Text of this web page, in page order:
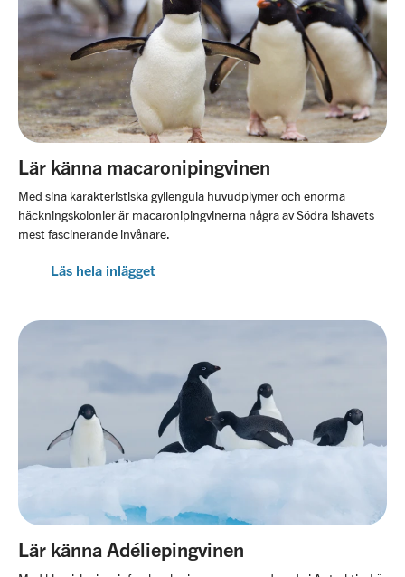
Lär känna macaronipingvinen
Med sina karakteristiska gyllengula huvudplymer och enorma
häckningskolonier är macaronipingvinerna några av Södra ishavets
mest fascinerande invånare.
Läs hela inlägget
Lär känna Adéliepingvinen